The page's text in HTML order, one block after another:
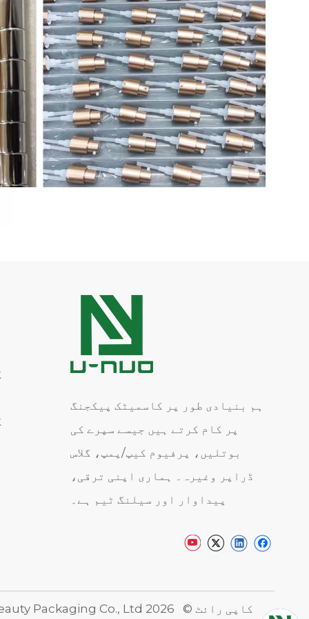
ہم بنیادی طور پر کاسمیٹک پیکجنگ
پر کام کرتے ہیں جیسے سپرے کی
بوتلیں، پرفیوم کیپ/پمپ، گلاس
ڈراپر وغیرہ۔ ہماری اپنی ترقی،
پیداوار اور سیلنگ ٹیم ہے۔
کاپی رائٹ © 2026